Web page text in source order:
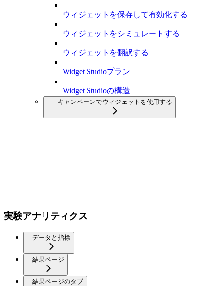
ウィジェットを保存して有効化する
ウィジェットをシミュレートする
ウィジェットを翻訳する
Widget Studioプラン
Widget Studioの構造
キャンペーンでウィジェットを使用する
実験アナリティクス
データと指標
結果ページ
結果ページのタブ